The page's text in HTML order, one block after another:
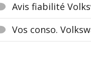
Avis fiabilité
Vos conso.